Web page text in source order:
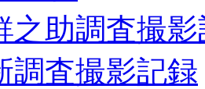
之助調査撮
調査撮影記録